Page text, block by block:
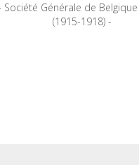
Société Générale de
(1915-1918) -